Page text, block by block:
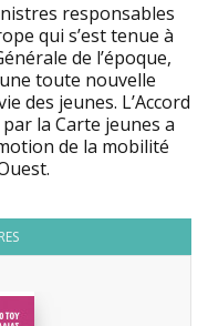
responsables
qui s’est tenue à
de l’époque,
toute nouvelle
des jeunes. L’Accord
la Carte jeunes a
de la mobilité